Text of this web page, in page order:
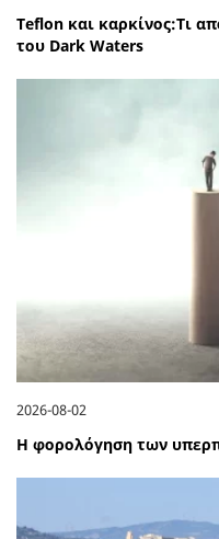
Teflon και καρκίνος:Τι
του Dark Waters
2026-08-02
Η φορολόγηση των